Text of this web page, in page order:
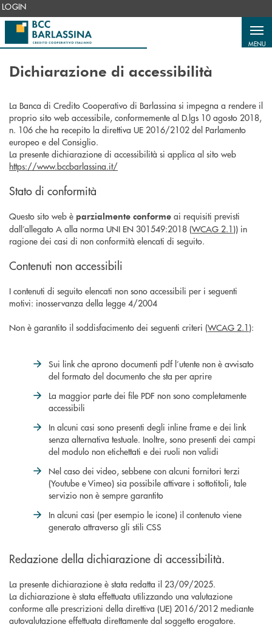
Salta al contenuto principale
LOGIN
MENU
Dichiarazione di accessibilità
La Banca di Credito Cooperativo di Barlassina si impegna a rendere il
proprio sito web accessibile, conformemente al D.lgs 10 agosto 2018,
n. 106 che ha recepito la direttiva UE 2016/2102 del Parlamento
europeo e del Consiglio.
La presente dichiarazione di accessibilità si applica al sito web
https://www.bccbarlassina.it/
Stato di conformità
Questo sito web è parzialmente conforme ai requisiti previsti
dall’allegato A alla norma UNI EN 301549:2018 (WCAG 2.1 )) in
ragione dei casi di non conformità elencati di seguito.
Contenuti non accessibili
I contenuti di seguito elencati non sono accessibili per i seguenti
motivi: inosservanza della legge 4/2004
Non è garantito il soddisfacimento dei seguenti criteri (WCAG 2.1 ):
Sui link che aprono documenti pdf l’utente non è avvisato
del formato del documento che sta per aprire
La maggior parte dei file PDF non sono completamente
accessibili
In alcuni casi sono presenti degli inline frame e dei link
senza alternativa testuale. Inoltre, sono presenti dei campi
del modulo non etichettati e dei ruoli non validi
Nel caso dei video, sebbene con alcuni fornitori terzi
(Youtube e Vimeo) sia possibile attivare i sottotitoli, tale
servizio non è sempre garantito
In alcuni casi (per esempio le icone) il contenuto viene
generato attraverso gli stili CSS
Redazione della dichiarazione di accessibilità.
La presente dichiarazione è stata redatta il 23/09/2025.
La dichiarazione è stata effettuata utilizzando una valutazione
conforme alle prescrizioni della direttiva (UE) 2016/2012 mediante
autovalutazione effettuata direttamente dal soggetto erogatore.